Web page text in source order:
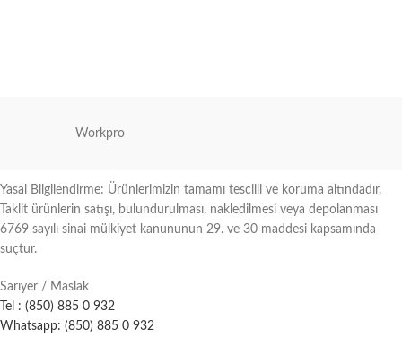
Workpro
Yasal Bilgilendirme: Ürünlerimizin tamamı tescilli ve koruma altındadır.
Taklit ürünlerin satışı, bulundurulması, nakledilmesi veya depolanması
6769 sayılı sinai mülkiyet kanununun 29. ve 30 maddesi kapsamında
suçtur.
Sarıyer / Maslak
Tel : (850) 885 0 932
Whatsapp: (850) 885 0 932